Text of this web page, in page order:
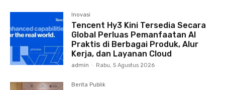
Inovasi
Tencent Hy3 Kini Tersedia Secara
Global Perluas Pemanfaatan AI
Praktis di Berbagai Produk, Alur
Kerja, dan Layanan Cloud
admin - Rabu, 5 Agustus 2026
Berita Publik